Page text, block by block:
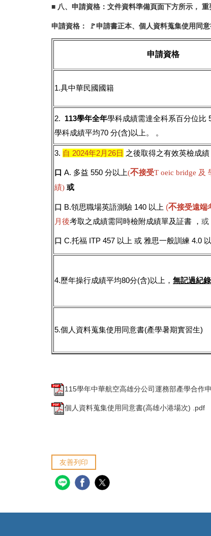
■ 八、申請資格：文件資料準備頁面下方所示， 重
申請資格： 🚩申請書正本、個人資料蒐集使用同
申請資格
1.具中華民國國籍
2. 113學年全年學科成績需達全科系百分位比
學科成績平均70 分(含)以上。 。
3. 自 2024年2月26日 之後取得之有效英檢成績
口 A. 多益 550 分以上(不接受T oeic bridge 及
績) 或
口 B.領思職場英語測驗 140 以上 (不接受遠端
月後考取之成績需同時檢附成績單及証書 ， 或
口 C.托福 ITP 457 以上 或 雅思一般訓練 4.0 以
4.歷年操行成績平均80分(含)以上， 無記過紀錄
5.個人資料蒐集使用同意書(產學暑期實習生)
115學年中華航空高雄分公司運務部產學合作
個人資料蒐集使用同意書(高雄小港場次) .pdf
友善列印